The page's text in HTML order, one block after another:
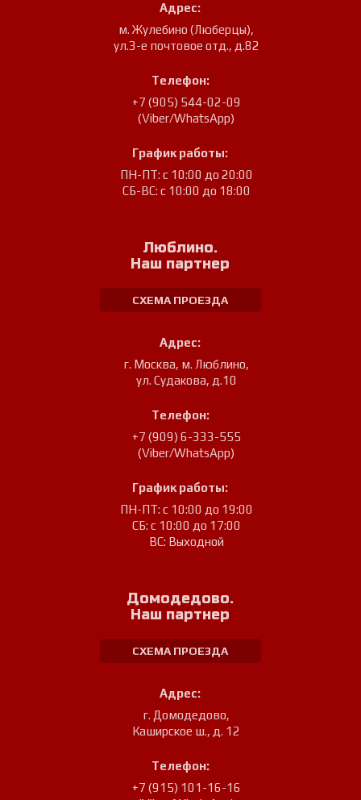
Адрес:
м. Жулебино (Люберцы),
ул.3-е почтовое отд., д.82
Телефон:
+7 (905) 544-02-09
(Viber/WhatsApp)
График работы:
ПН-ПТ: с 10:00 до 20:00
СБ-ВС: с 10:00 до 18:00
Люблино.
Наш партнер
СХЕМА ПРОЕЗДА
Адрес:
г. Москва, м. Люблино,
ул. Судакова, д.10
Телефон:
+7 (909) 6-333-555
(Viber/WhatsApp)
График работы:
ПН-ПТ: с 10:00 до 19:00
СБ: с 10:00 до 17:00
ВС: Выходной
Домодедово.
Наш партнер
СХЕМА ПРОЕЗДА
Адрес:
г. Домодедово,
Каширское ш., д. 12
Телефон:
+7 (915) 101-16-16